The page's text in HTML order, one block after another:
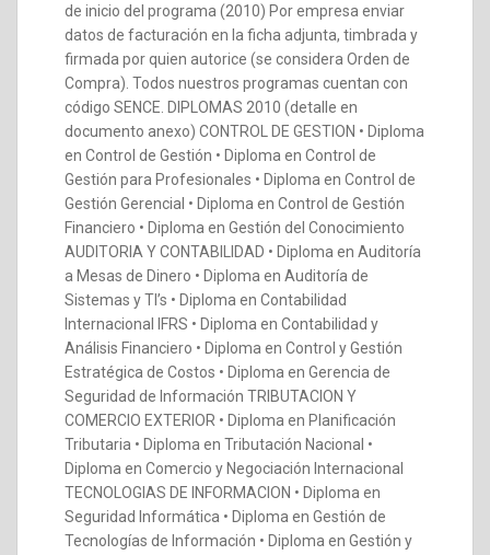
de inicio del programa (2010) Por empresa enviar
datos de facturación en la ficha adjunta, timbrada y
firmada por quien autorice (se considera Orden de
Compra). Todos nuestros programas cuentan con
código SENCE. DIPLOMAS 2010 (detalle en
documento anexo) CONTROL DE GESTION • Diploma
en Control de Gestión • Diploma en Control de
Gestión para Profesionales • Diploma en Control de
Gestión Gerencial • Diploma en Control de Gestión
Financiero • Diploma en Gestión del Conocimiento
AUDITORIA Y CONTABILIDAD • Diploma en Auditoría
a Mesas de Dinero • Diploma en Auditoría de
Sistemas y TI’s • Diploma en Contabilidad
Internacional IFRS • Diploma en Contabilidad y
Análisis Financiero • Diploma en Control y Gestión
Estratégica de Costos • Diploma en Gerencia de
Seguridad de Información TRIBUTACION Y
COMERCIO EXTERIOR • Diploma en Planificación
Tributaria • Diploma en Tributación Nacional •
Diploma en Comercio y Negociación Internacional
TECNOLOGIAS DE INFORMACION • Diploma en
Seguridad Informática • Diploma en Gestión de
Tecnologías de Información • Diploma en Gestión y